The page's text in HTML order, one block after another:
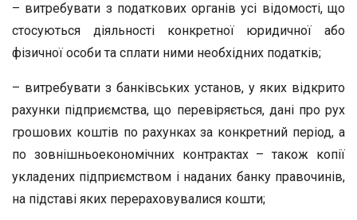
– витребувати з податкових органів усі відомості, що
стосуються діяльності конкретної юридичної або
фізичної особи та сплати ними необхідних податків;
– витребувати з банківських установ, у яких відкрито
рахунки підприємства, що перевіряється, дані про рух
грошових коштів по рахунках за конкретний період, а
по зовнішньоекономічних контрактах – також копії
укладених підприємством і наданих банку правочинів,
на підставі яких перераховувалися кошти;